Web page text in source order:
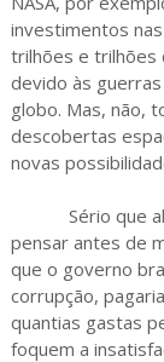
investimentos
trilhões e trilhões
devido às
globo. Mas, não,
descobertas
novas
Sério que
pensar antes de
que o governo
corrupção,
quantias gastas
foquem a